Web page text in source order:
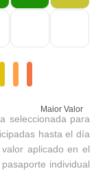
Maior Valor
seleccionada para
hasta el día
aplicado en el
individual